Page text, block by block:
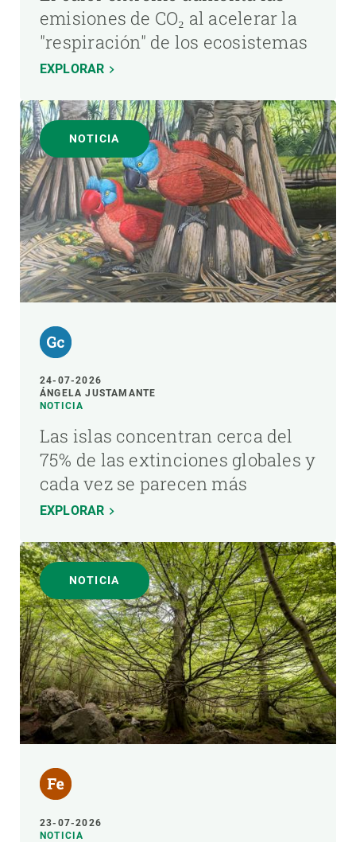
emisiones de CO₂ al acelerar la
"respiración" de los ecosistemas
EXPLORAR
NOTICIA
24-07-2026
ÁNGELA JUSTAMANTE
NOTICIA
Las islas concentran cerca del
75% de las extinciones globales y
cada vez se parecen más
EXPLORAR
NOTICIA
23-07-2026
NOTICIA